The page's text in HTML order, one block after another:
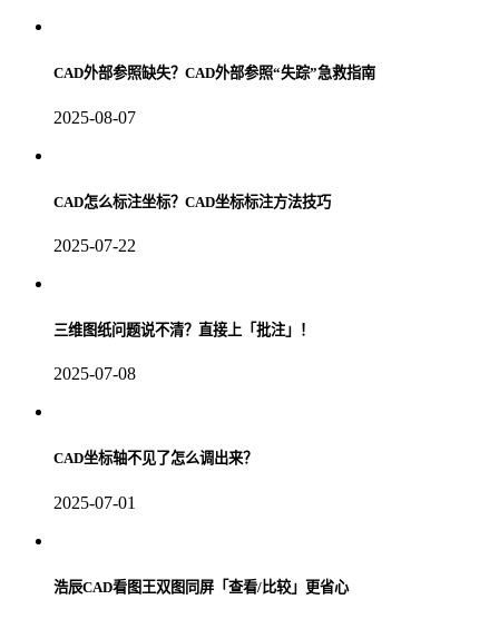
CAD外部参照缺失？CAD外部参照“失踪”急救指南
2025-08-07
CAD怎么标注坐标？CAD坐标标注方法技巧
2025-07-22
三维图纸问题说不清？直接上「批注」！
2025-07-08
CAD坐标轴不见了怎么调出来？
2025-07-01
浩辰CAD看图王双图同屏「查看/比较」更省心